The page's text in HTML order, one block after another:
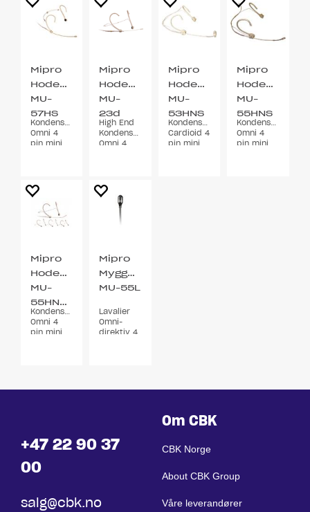
Mipro
Hodebøylemikrofon
MU-
57HS
Beige
Kondensator
Omni 4
pin mini
Mipro
Hodebøylemikrofon
MU-
23d
High End
Kondensator
Omni 4
Mipro
Hodebøylemikrofon
MU-
53HNS
Beige
Kondensator
Cardioid 4
pin mini
Mipro
MU-
55HNS
Beige
Kondensator
Omni 4
pin mini
Mipro
Hodebøylemikrofon
MU-
55HNS/MU-
2F
Kondensator
Omni 4
pin mini
Mipro
Myggmikrofon
MU-55L
Lavalier
Omni-
direktiv 4
+47 22 90 37
00
salg@cbk.no
Om CBK
CBK Norge
About CBK Group
Våre leverandører